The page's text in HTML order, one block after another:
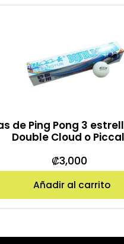
de Ping Pong 3
Double Cloud o
₡3,000
Añadir al carrito